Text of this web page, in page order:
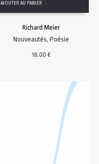
AJOUTER AU PANIER
Richard Meier
Nouveautés,Poésie
18.00€